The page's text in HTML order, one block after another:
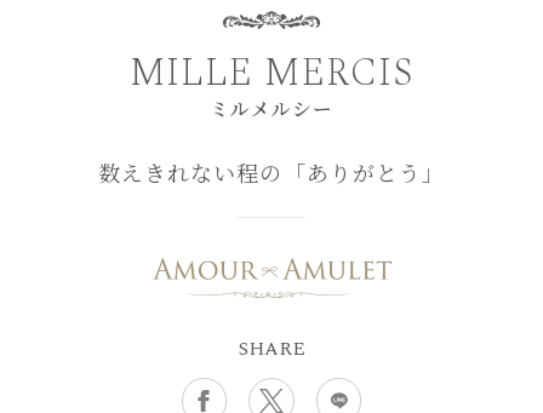
MILLE MERCIS
ミルメルシー
数えきれない程の「ありがとう」
SHARE